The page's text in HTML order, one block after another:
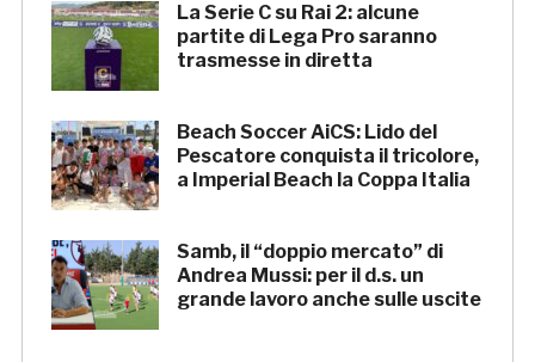
La Serie C su Rai 2: alcune
partite di Lega Pro saranno
trasmesse in diretta
Beach Soccer AiCS: Lido del
Pescatore conquista il tricolore,
a Imperial Beach la Coppa Italia
Samb, il “doppio mercato” di
Andrea Mussi: per il d.s. un
grande lavoro anche sulle uscite